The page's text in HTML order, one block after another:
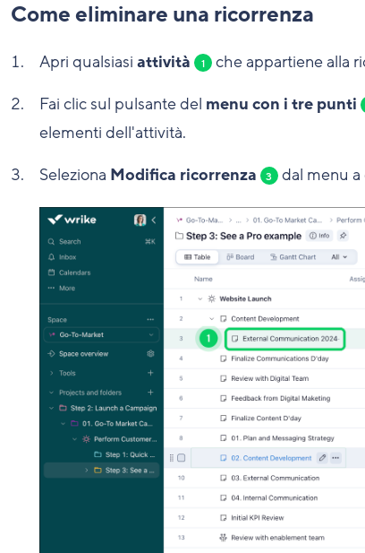
Come eliminare una ricorrenza
Apri qualsiasi attività 1 che appartiene alla
Fai clic sul pulsante del menu con i tre punti
elementi dell'attività.
Seleziona Modifica ricorrenza 3 dal menu a